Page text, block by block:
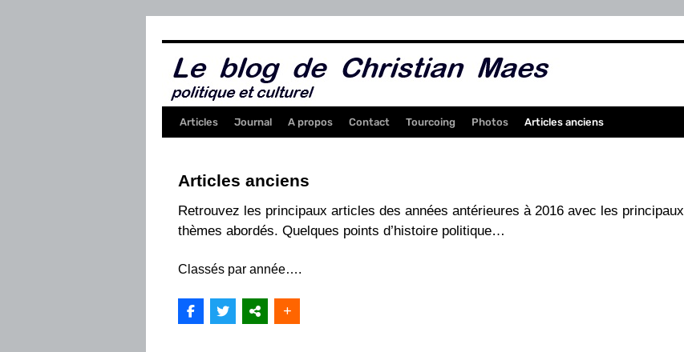
Articles Journal A propos Contact Tourcoing Photos Articles anciens
Articles anciens
Retrouvez les principaux articles des années antérieures à 2016 avec les principaux
thèmes abordés. Quelques points d’histoire politique…
Classés par année….